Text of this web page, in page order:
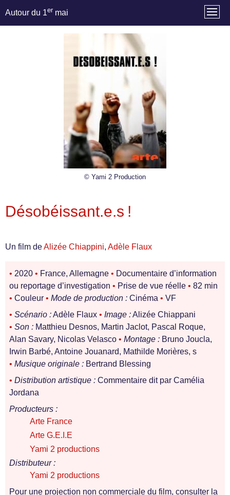
Autour du 1er mai
© Yami 2 Production
Désobéissant.e.s !
Un film deAlizée Chiappini, Adèle Flaux
• 2020 • France, Allemagne • Documentaire d’information
ou reportage d’investigation • Prise de vue réelle • 82 min
• Couleur • Mode de production : Cinéma • VF
• Scénario :Adèle Flaux • Image :Alizée Chiappani
• Son : Matthieu Desnos, Martin Jaclot, Pascal Roque,
Alan Savary, Nicolas Velasco • Montage : Bruno Joucla,
Irwin Barbé, Antoine Jouanard, Mathilde Morières, s
• Musique originale : Bertrand Blessing
• Distribution artistique : Commentaire dit par Camélia
Jordana
Producteurs :
Arte France
Arte G.E.I.E
Yami 2 productions
Distributeur :
Yami 2 productions
Pour une projection non commerciale du film, consulter la